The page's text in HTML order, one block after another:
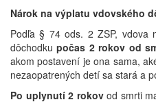
Nárok na výplatu vdovského
Podľa § 74 ods. 2 ZSP, vdova
dôchodkupočas 2 rokov od
akom postavení je ona sama,
nezaopatrených detí sa stará a
Po uplynutí 2 rokovod smrti